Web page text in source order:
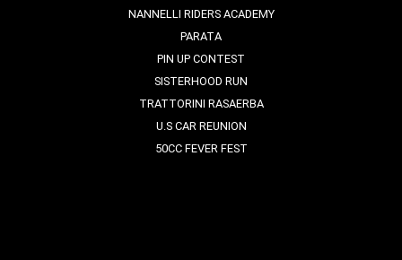
NANNELLI RIDERS ACADEMY
PARATA
PIN UP CONTEST
SISTERHOOD RUN
TRATTORINI RASAERBA
U.S CAR REUNION
50CC FEVER FEST